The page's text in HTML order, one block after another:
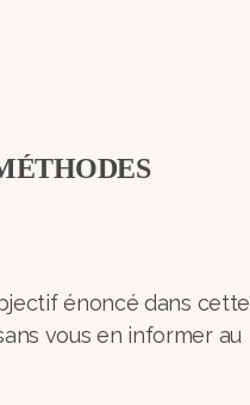
énoncé dans cette
vous en informer au